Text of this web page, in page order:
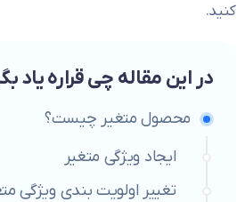
کنید.
در این مقاله چی قراره یاد
محصول متغیر چیست؟
ایجاد ویژگی‌ متغیر
تغییر اولویت بندی ویژگی‌